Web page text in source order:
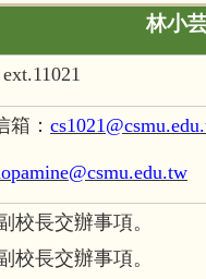
林小
箱：
校長交辦事項。
校長交辦事項。